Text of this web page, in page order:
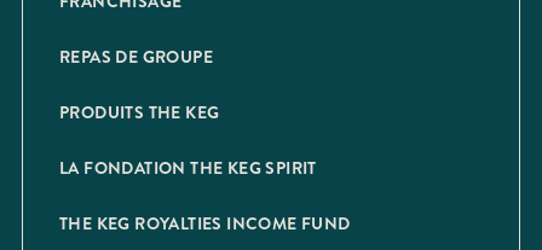
REPAS DE GROUPE
PRODUITS THE KEG
LA FONDATION THE KEG SPIRIT
THE KEG ROYALTIES INCOME FUND